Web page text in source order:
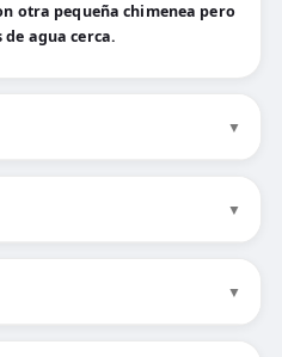
otra pequeña chimenea pero
agua cerca.
▼
▼
▼